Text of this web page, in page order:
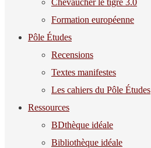
Formation européenne
Pôle Études
Recensions
Textes manifestes
Les cahiers du Pôle Études
Ressources
BDthèque idéale
Bibliothèque idéale